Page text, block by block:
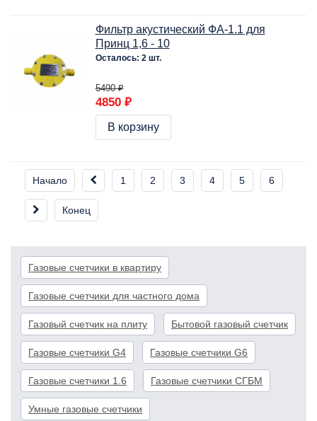
Фильтр акустический ФА-1.1 для
Принц 1,6 - 10
Осталось: 2 шт.
5490 ₽
4850 ₽
В корзину
Начало 1 2 3 4 5 6
Конец
Газовые счетчики в квартиру
Газовые счетчики для частного дома
Газовый счетчик на плиту Бытовой газовый счетчик
Газовые счетчики G4 Газовые счетчики G6
Газовые счетчики 1.6 Газовые счетчики СГБМ
Умные газовые счетчики